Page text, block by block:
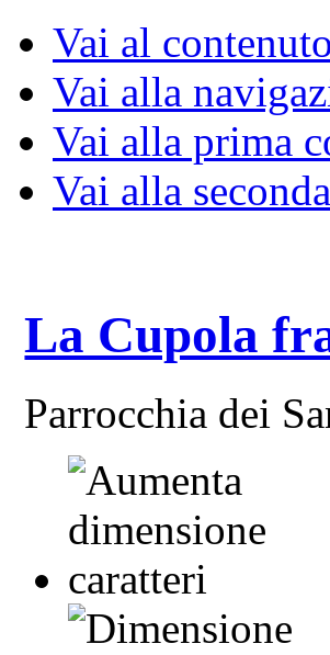
Vai al contenuto
Vai alla
Vai alla prima
Vai alla
La Cupola
Parrocchia dei